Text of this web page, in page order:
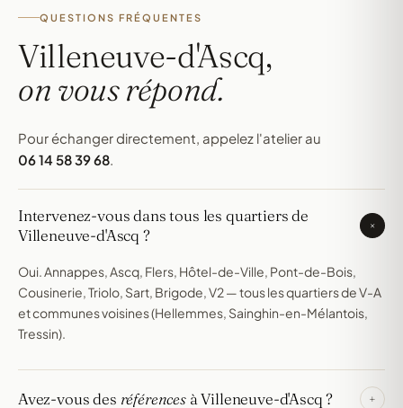
QUESTIONS FRÉQUENTES
Villeneuve-d'Ascq,
on vous répond.
Pour échanger directement, appelez l'atelier au
06 14 58 39 68.
Intervenez-vous dans tous les quartiers de
Villeneuve-d'Ascq ?
+
Oui. Annappes, Ascq, Flers, Hôtel-de-Ville, Pont-de-Bois,
Cousinerie, Triolo, Sart, Brigode, V2 — tous les quartiers de V-A
et communes voisines (Hellemmes, Sainghin-en-Mélantois,
Tressin).
Avez-vous des référencesà Villeneuve-d'Ascq ? +